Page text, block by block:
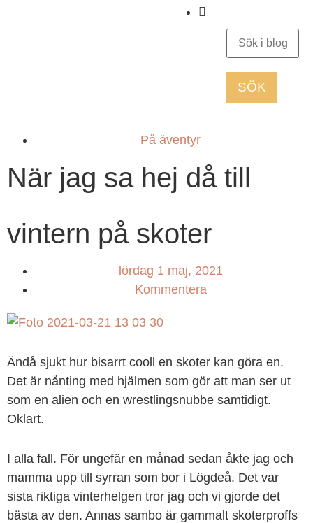
På äventyr
När jag sa hej då till
vintern på skoter
lördag 1 maj, 2021
Kommentera
Ändå sjukt hur bisarrt cooll en skoter kan göra en.
Det är nånting med hjälmen som gör att man ser ut
som en alien och en wrestlingsnubbe samtidigt.
Oklart.
I alla fall. För ungefär en månad sedan åkte jag och
mamma upp till syrran som bor i Lögdeå. Det var
sista riktiga vinterhelgen tror jag och vi gjorde det
bästa av den. Annas sambo är gammalt skoterproffs